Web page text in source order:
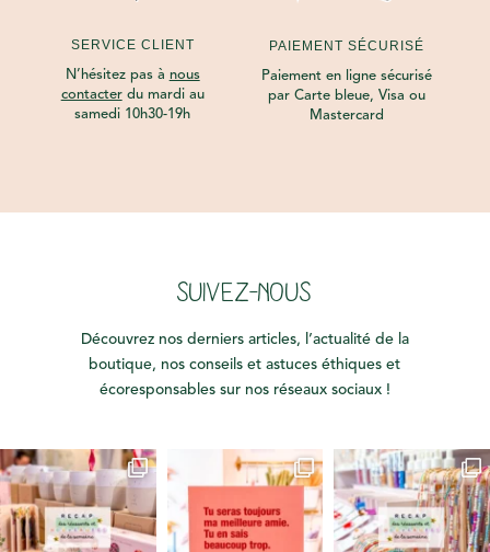
SERVICE CLIENT
N’hésitez pas à nous
contacterdu mardi au
samedi 10h30-19h
PAIEMENT SÉCURISÉ
Paiement en ligne sécurisé
par Carte bleue, Visa ou
Mastercard
SUIVEZ-NOUS
Découvrez nos derniers articles, l’actualité de la
boutique, nos conseils et astuces éthiques et
écoresponsables sur nos réseaux sociaux !